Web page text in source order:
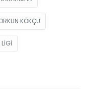
KÖKÇÜ